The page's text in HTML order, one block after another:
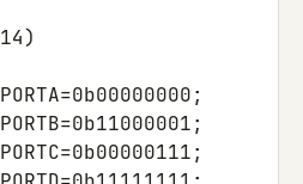
14)
PORTA=0b00000000;
PORTB=0b11000001;
PORTC=0b00000111;